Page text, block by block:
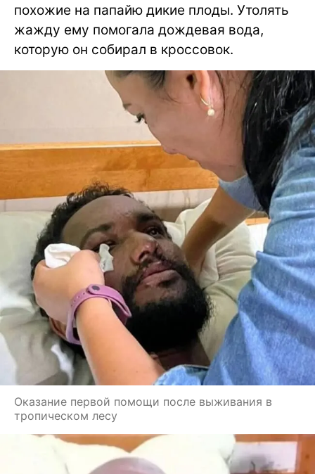
похожие на папайю дикие плоды. Утолять
жажду ему помогала дождевая вода,
которую он собирал в кроссовок.
Оказание первой помощи после выживания в
тропическом лесу